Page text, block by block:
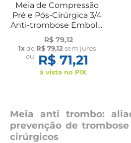
Meia de Compressão
Pré e Pós-Cirúrgica 3/4
Anti-trombose Embolia
Abdominoplastia
Bariátrica Mamoplastia
Varipress
R$ 79,12
1xde R$ 79,12sem juros
ou
R$ 71,21
à vista no PIX
Meia anti trombo:
prevenção de
cirúrgicos